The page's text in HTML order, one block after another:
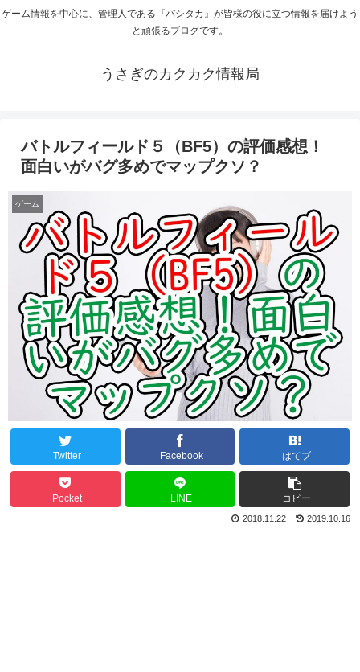
ゲーム情報を中心に、管理人である『バシタカ』が皆様の役に立つ情報を届けよう
と頑張るブログです。
うさぎのカクカク情報局
バトルフィールド５（BF5）の評価感想！
面白いがバグ多めでマップクソ？
ゲーム
Twitter Facebook はてブ
Pocket LINE コピー
2019.10.16
2018.11.22